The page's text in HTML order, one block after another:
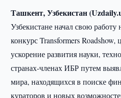
Ташкент, Узбекистан
Узбекистане начал свою
конкурс Transformers Roadshow,
ускорение развития науки,
странах-членах ИБР путем
мира, находящихся в поиске
кураторов и новых